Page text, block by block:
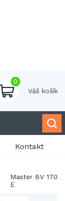
0
Váš košík
Kontakt
Master BV 170
E